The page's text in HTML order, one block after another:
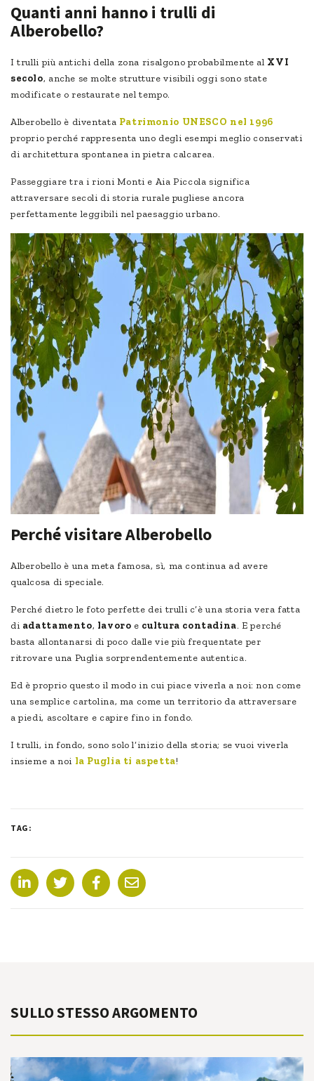
Quanti anni hanno i trulli di
Alberobello?
I trulli più antichi della zona risalgono probabilmente al XVI
secolo, anche se molte strutture visibili oggi sono state
modificate o restaurate nel tempo.
Alberobello è diventata Patrimonio UNESCO nel 1996
proprio perché rappresenta uno degli esempi meglio conservati
di architettura spontanea in pietra calcarea.
Passeggiare tra i rioni Monti e Aia Piccola significa
attraversare secoli di storia rurale pugliese ancora
perfettamente leggibili nel paesaggio urbano.
Perché visitare Alberobello
Alberobello è una meta famosa, sì, ma continua ad avere
qualcosa di speciale.
Perché dietro le foto perfette dei trulli c’è una storia vera fatta
di adattamento, lavoro e cultura contadina. E perché
basta allontanarsi di poco dalle vie più frequentate per
ritrovare una Puglia sorprendentemente autentica.
Ed è proprio questo il modo in cui piace viverla a noi: non come
una semplice cartolina, ma come un territorio da attraversare
a piedi, ascoltare e capire fino in fondo.
I trulli, in fondo, sono solo l’inizio della storia; se vuoi viverla
insieme a noi la Puglia ti aspetta!
TAG:
SULLO STESSO ARGOMENTO